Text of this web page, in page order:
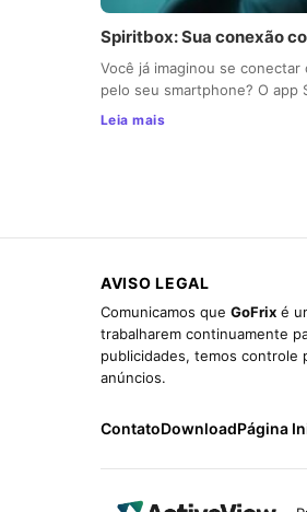
Spiritbox: Sua conexão
Você já imaginou se
pelo seu smartphone? O app
Leia mais
AVISO LEGAL
Comunicamos que GoFrix é
trabalharem continuamente
publicidades, temos controle
anúncios.
ContatoDownloadPágina